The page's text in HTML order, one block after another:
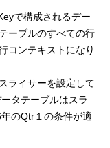
で構成されるデー
ーブルのすべての行
コンテキストになり
ライサーを設定して
タテーブルはスラ
のQtr１の条件が適